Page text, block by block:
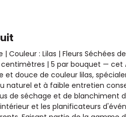
| Couleur : Lilas | Fleurs Séchées
| 5 par bouquet — cet
douce de couleur lilas,
naturel et à faible entretien
de séchage et de blanchiment
et les planificateurs